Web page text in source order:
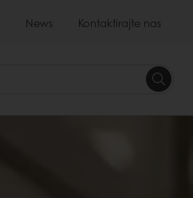
News Kontaktirajte nas
Tražite